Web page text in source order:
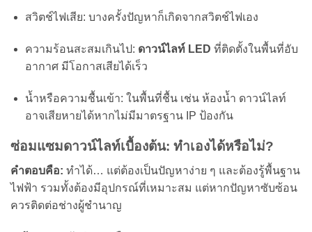
สวิตช์ไฟเสีย: บางครั้งปัญหาก็เกิดจากสวิตช์ไฟเอง
ความร้อนสะสมเกินไป: ดาวน์ไลท์ LED ที่ติดตั้งในพื้นที่อับ
อากาศ มีโอกาสเสียได้เร็ว
น้ำหรือความชื้นเข้า: ในพื้นที่ชื้น เช่น ห้องน้ำ ดาวน์ไลท์
อาจเสียหายได้หากไม่มีมาตรฐาน IP ป้องกัน
ซ่อมแซมดาวน์ไลท์เบื้องต้น: ทำเองได้หรือไม่?
คำตอบคือ: ทำได้… แต่ต้องเป็นปัญหาง่าย ๆ และต้องรู้พื้นฐาน
ไฟฟ้า รวมทั้งต้องมีอุปกรณ์ที่เหมาะสม แต่หากปัญหาซับซ้อน
ควรติดต่อช่างผู้ชำนาญ